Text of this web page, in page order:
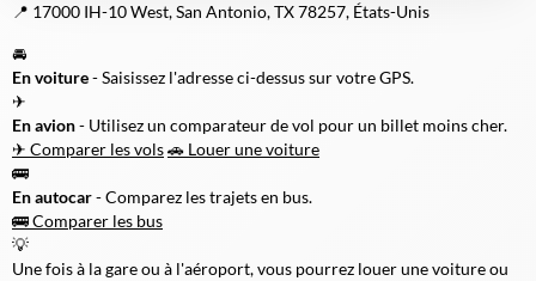
📍 17000 IH-10 West, San Antonio, TX 78257, États-Unis
🚘
En voiture- Saisissez l'adresse ci-dessus sur votre GPS.
✈
En avion- Utilisez un comparateur de vol pour un billet moins cher.
✈ Comparer les vols🚗 Louer une voiture
🚌
En autocar- Comparez les trajets en bus.
🚌 Comparer les bus
💡
Une fois à la gare ou à l'aéroport, vous pourrez louer une voiture ou